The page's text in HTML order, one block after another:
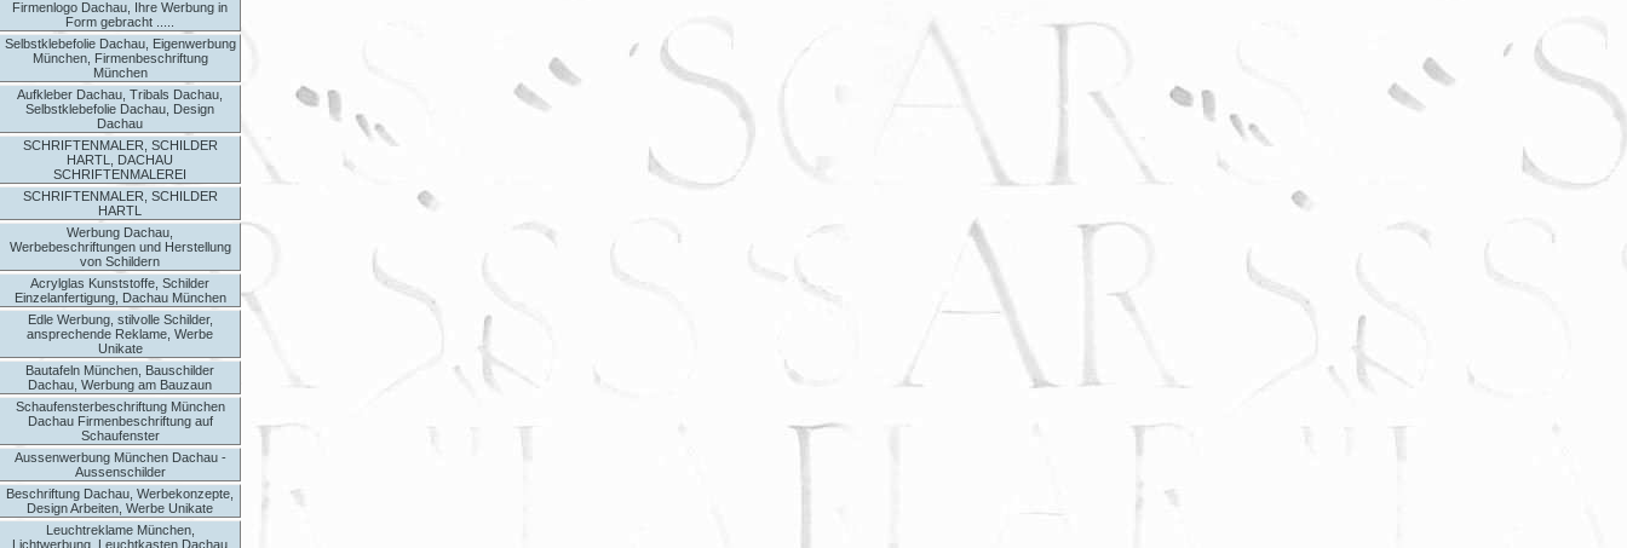
Firmenlogo Dachau, Ihre Werbung in
Form gebracht .....
Selbstklebefolie Dachau, Eigenwerbung
München, Firmenbeschriftung
München
Aufkleber Dachau, Tribals Dachau,
Selbstklebefolie Dachau, Design
Dachau
SCHRIFTENMALER, SCHILDER
HARTL, DACHAU
SCHRIFTENMALEREI
SCHRIFTENMALER, SCHILDER
HARTL
Werbung Dachau,
Werbebeschriftungen und Herstellung
von Schildern
Acrylglas Kunststoffe, Schilder
Einzelanfertigung, Dachau München
Edle Werbung, stilvolle Schilder,
ansprechende Reklame, Werbe
Unikate
Bautafeln München, Bauschilder
Dachau, Werbung am Bauzaun
Schaufensterbeschriftung München
Dachau Firmenbeschriftung auf
Schaufenster
Aussenwerbung München Dachau -
Aussenschilder
Beschriftung Dachau, Werbekonzepte,
Design Arbeiten, Werbe Unikate
Leuchtreklame München,
Lichtwerbung, Leuchtkasten Dachau